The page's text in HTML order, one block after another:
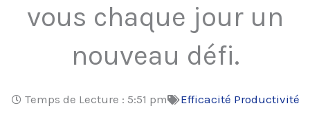
vous chaque jour un
nouveau défi.
Temps de Lecture : 5:51 pm Efficacité Productivité